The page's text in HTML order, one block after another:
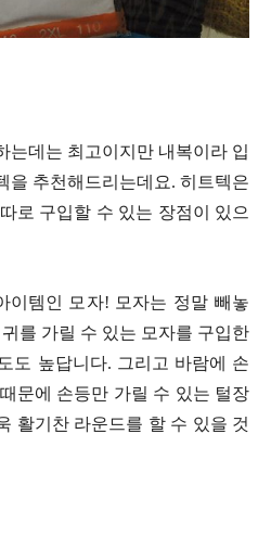
는데는 최고이지만 내복이라 입
을 추천해드리는데요. 히트텍은
로 구입할 수 있는 장점이 있으
이템인 모자! 모자는 정말 빼놓
를 가릴 수 있는 모자를 구입한
도 높답니다. 그리고 바람에 손
문에 손등만 가릴 수 있는 털장
활기찬 라운드를 할 수 있을 것